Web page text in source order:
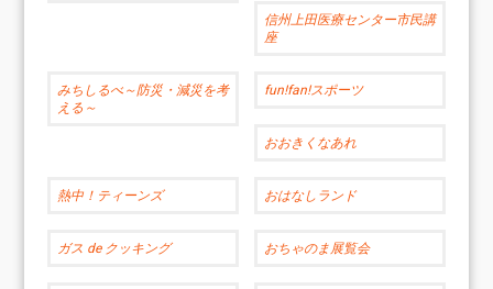
信州上田医療センター市民講
座
みちしるべ～防災・減災を考
える～
fun!fan!スポーツ
おおきくなあれ
熱中！ティーンズ おはなしランド
ガス de クッキング おちゃのま展覧会